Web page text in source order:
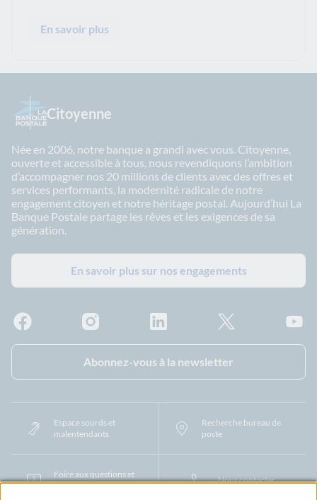
En savoir plus
Citoyenne
Née en 2006, notre banque a grandi avec vous. Citoyenne,
ouverte et accessible à tous, nous revendiquons l’ambition
d’accompagner nos 20 millions de clients avec des offres et
services performants, la modernité radicale de notre
engagement citoyen et notre héritage postal. Aujourd’hui La
Banque Postale partage les rêves et les exigences de sa
génération.
En savoir plus sur nos engagements
Abonnez-vous à la newsletter
Espace sourds et
malentendants
Recherche bureau de
poste
Foire aux questions et
centre d'aide
Nous contacter